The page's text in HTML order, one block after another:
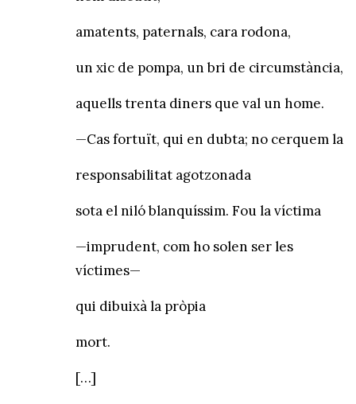
amatents, paternals, cara rodona,
un xic de pompa, un bri de circumstància,
aquells trenta diners que val un home.
—Cas fortuït, qui en dubta; no cerquem la
responsabilitat agotzonada
sota el niló blanquíssim. Fou la víctima
—imprudent, com ho solen ser les
víctimes—
qui dibuixà la pròpia
mort.
[…]